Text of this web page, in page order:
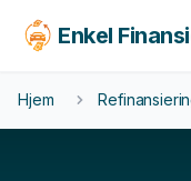
Enkel
Hjem